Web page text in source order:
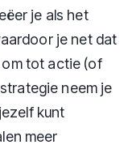
je als het
je net dat
tot actie (of
neem je
kunt
meer